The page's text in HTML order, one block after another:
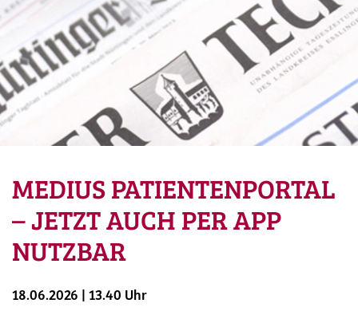
MEDIUS PATIENTENPORTAL
– JETZT AUCH PER APP
NUTZBAR
18.06.2026 | 13.40 Uhr